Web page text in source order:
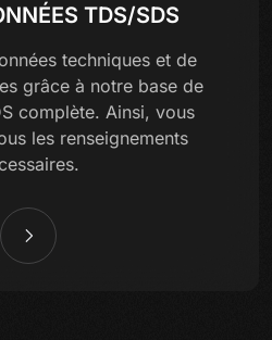
TDS/SDS
techniques et de
grâce à notre base de
complète. Ainsi, vous
les renseignements